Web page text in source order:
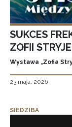
SUKCES
ZOFII
Wystawa „Zofia
23 maja, 2026
SIEDZIBA